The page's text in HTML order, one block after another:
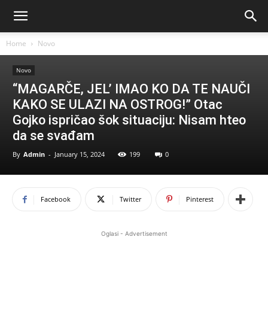
Home Novo
Novo
“MAGARČE, JEL’ IMAO KO DA TE NAUČI
KAKO SE ULAZI NA OSTROG!” Otac
Gojko ispričao šok situaciju: Nisam hteo
da se svađam
By Admin - January 15, 2024 199 0
Facebook Twitter Pinterest
Oglasi - Advertisement